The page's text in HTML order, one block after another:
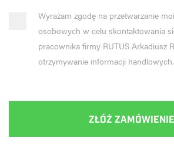
Wyrażam zgodę na przetwarzanie
osobowych w celu skontaktowania
pracownika firmy RUTUS Arkadiusz
otrzymywanie informacji handlowych.
ZŁÓŻ ZAMÓWIENIE